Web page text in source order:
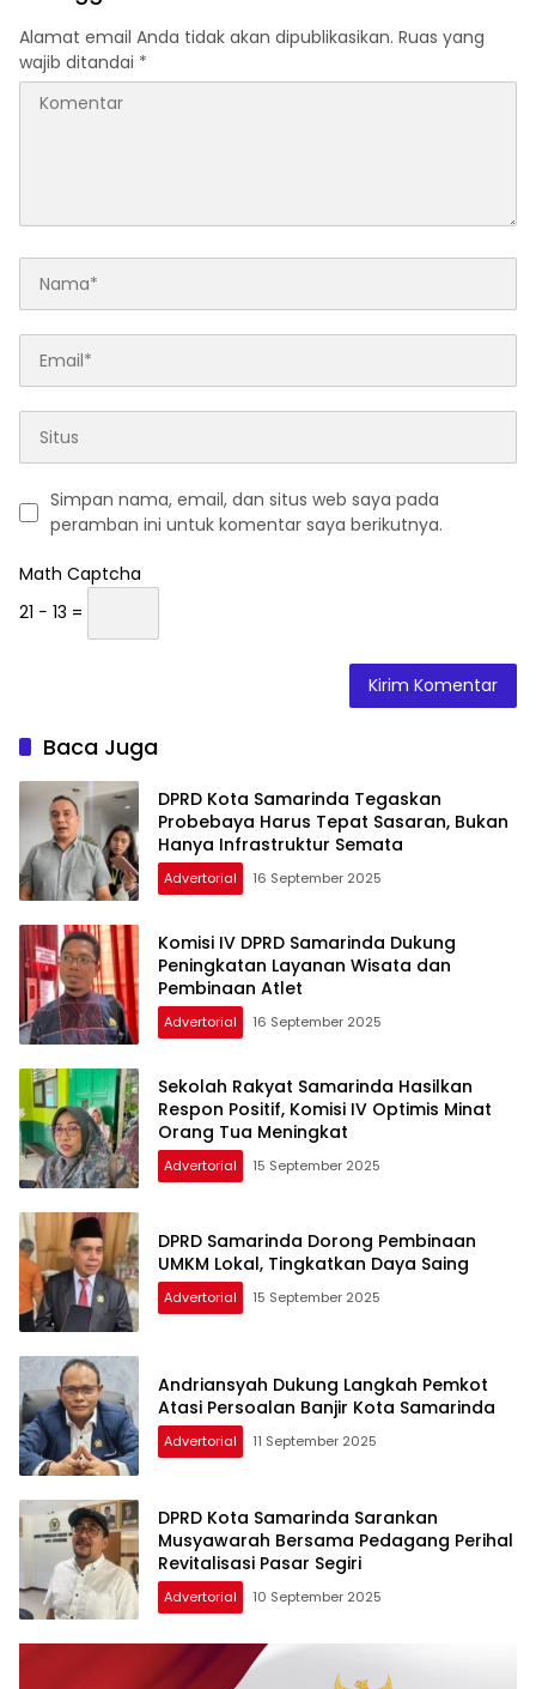
Alamat email Anda tidak akan dipublikasikan. Ruas yang
wajib ditandai *
Simpan nama, email, dan situs web saya pada
peramban ini untuk komentar saya berikutnya.
Math Captcha
21 − 13 =
Baca Juga
DPRD Kota Samarinda Tegaskan
Probebaya Harus Tepat Sasaran, Bukan
Hanya Infrastruktur Semata
Advertorial 16 September 2025
Komisi IV DPRD Samarinda Dukung
Peningkatan Layanan Wisata dan
Pembinaan Atlet
Advertorial 16 September 2025
Sekolah Rakyat Samarinda Hasilkan
Respon Positif, Komisi IV Optimis Minat
Orang Tua Meningkat
Advertorial 15 September 2025
DPRD Samarinda Dorong Pembinaan
UMKM Lokal, Tingkatkan Daya Saing
Advertorial 15 September 2025
Andriansyah Dukung Langkah Pemkot
Atasi Persoalan Banjir Kota Samarinda
Advertorial 11 September 2025
DPRD Kota Samarinda Sarankan
Musyawarah Bersama Pedagang Perihal
Revitalisasi Pasar Segiri
Advertorial 10 September 2025